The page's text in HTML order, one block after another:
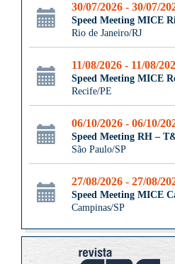
30/07/2026 - 30/07/
Speed Meeting MICE
Rio de Janeiro/RJ
11/08/2026 - 11/08/
Speed Meeting MICE
Recife/PE
06/10/2026 - 06/10/
Speed Meeting RH –
São Paulo/SP
27/08/2026 - 27/08/
Speed Meeting MICE
Campinas/SP